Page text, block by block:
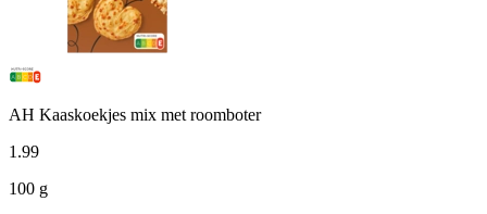
AH Kaaskoekjes mix met roomboter
1 .99
100 g